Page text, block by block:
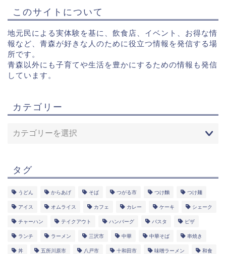
このサイトについて
地元民による実体験を基に、飲食店、イベント、お得な情
報など、青森が好きな人のために役立つ情報を発信する場
所です。
青森以外にも子育てや生活を豊かにするための情報も発信
しています。
カテゴリー
タグ
うどん からあげ そば つがる市 つけ麵 つけ麺
アイス オムライス カフェ カレー ケーキ シェーク
チャーハン テイクアウト ハンバーグ パスタ ピザ
ランチ ラーメン 三沢市 中華 中華そば 串焼き
丼 五所川原市 八戸市 十和田市 味噌ラーメン 和食